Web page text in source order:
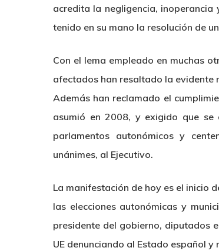
acredita la negligencia,
tenido en su mano la resolución de
Con el lema empleado en muchas
afectados han resaltado la evidente
Además han reclamado el
asumió en 2008, y exigido que
parlamentos autonómicos y
unánimes, al Ejecutivo.
La manifestación de hoy es el inicio
las elecciones autonómicas y
presidente del gobierno, diputados
UE denunciando al Estado español